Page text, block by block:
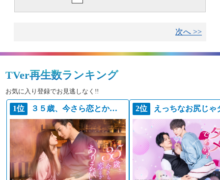
次へ >>
TVer再生数ランキング
お気に入り登録でお見逃しなく!!
1位 ３５歳、今さら恋とかありえない 2位